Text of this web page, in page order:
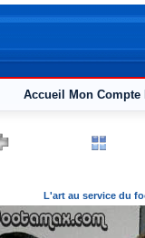
Accueil Mon Compte
L'art au service du